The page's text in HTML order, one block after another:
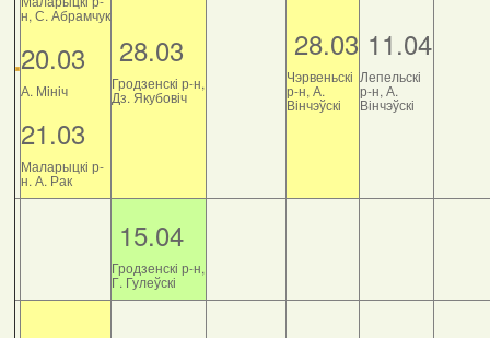
н, С. Абрамчук
20.03
А. Мініч
21.03
Маларыцкі р-
н. А. Рак
28.03
Гродзенскі р-н,
Дз. Якубовіч
28.03
Чэрвеньскі
р-н, А.
Вінчэўскі
11.04
Лепельскі
р-н, А.
Вінчэўскі
15.04
Гродзенскі р-н,
Г. Гулеўскі